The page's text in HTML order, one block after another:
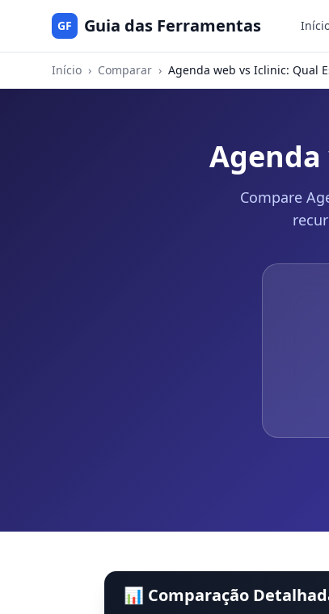
GF Guia das Ferramentas
Início › Comparar › Agenda web vs Iclinic: Qual
Agenda
Compare
📊 Comparação